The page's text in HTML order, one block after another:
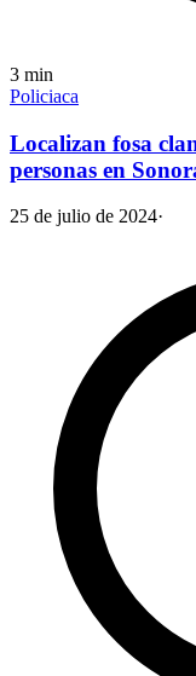
3 min
Policiaca
Localizan fosa
personas en
25 de julio de 2024·